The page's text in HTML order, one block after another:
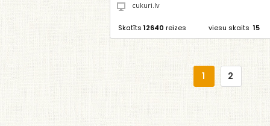
cukuri.lv
Skatīts 12640 reizes viesu skaits 15
1 2